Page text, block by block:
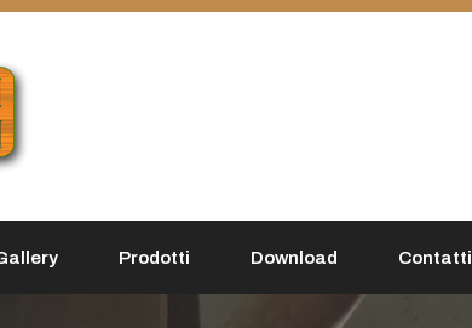
Prodotti Download Contatti